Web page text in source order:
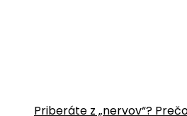
Priberáte z „nervov“?